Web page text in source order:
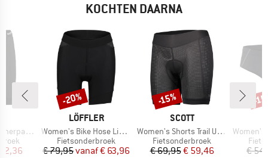
KOCHTEN DAARNA
XP
prijs
MERK
LÖFFLER
Artikel
Women's Bike Hose Light Hotbond
Productgroep
Fietsonderbroek
Prijs
€ 79,95 Verlaagde prijs
vanaf€ 63,96
Korting
-20%
MERK
SCOTT
Artikel
Women's Shorts Trail Underwear Pro +++
Productgroep
Fietsonderbroek
Prijs
€ 69,95Verlaagde prijs
€ 59,46
Korting
-15%
Artikel
Women's
€
-